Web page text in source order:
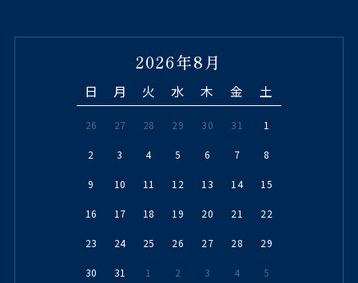
2026年8月
日 月 火 水 木 金 土
26 27 28 29 30 31 1
2 3 4 5 6 7 8
9 10 11 12 13 14 15
16 17 18 19 20 21 22
23 24 25 26 27 28 29
30 31 1 2 3 4 5